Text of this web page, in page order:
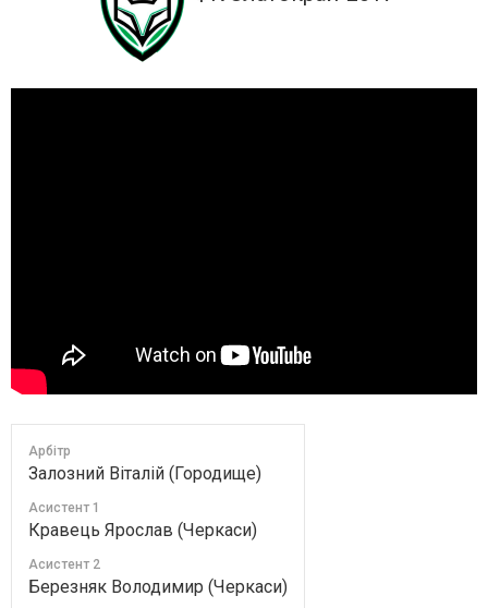
Арбітр
Залозний Віталій (Городище)
Асистент 1
Кравець Ярослав (Черкаси)
Асистент 2
Березняк Володимир (Черкаси)